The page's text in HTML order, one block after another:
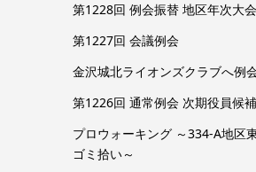
第1228回 例会振替 地区年次大会
第1227回 会議例会
金沢城北ライオンズクラブへ例
第1226回 通常例会 次期役員候
プロウォーキング ～334-A地区
ゴミ拾い～